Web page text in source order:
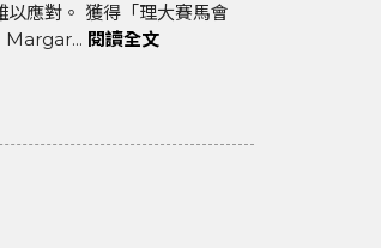
應對。 獲得「理大賽馬會
Margar... 閱讀全文